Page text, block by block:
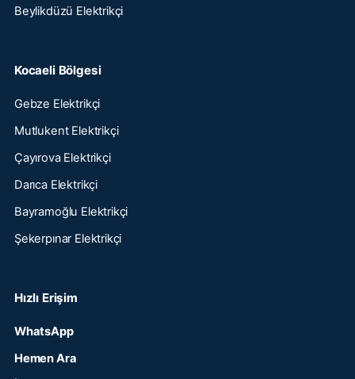
Beylikdüzü Elektrikçi
Kocaeli Bölgesi
Gebze Elektrikçi
Mutlukent Elektrikçi
Çayırova Elektrikçi
Darıca Elektrikçi
Bayramoğlu Elektrikçi
Şekerpınar Elektrikçi
Hızlı Erişim
WhatsApp
Hemen Ara